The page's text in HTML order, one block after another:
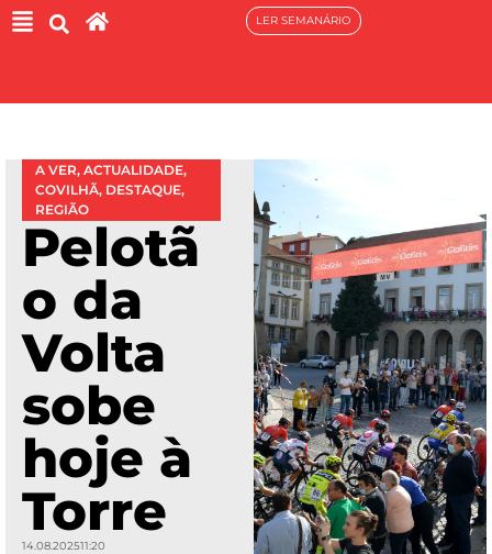
LER SEMANÁRIO
A VER, ACTUALIDADE,
COVILHÃ, DESTAQUE,
REGIÃO
Pelotã
o da
Volta
sobe
hoje à
Torre
14.08.202511:20